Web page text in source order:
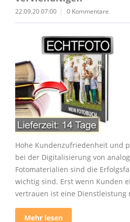
22.09.20 07:00 0 Kommentare
Hohe Kundenzufriedenheit und
bei der Digitalisierung von
Fotomaterialien sind die
wichtig sind. Erst wenn Kunden
vertrauen ist eine Dienstleistung
Mehr lesen